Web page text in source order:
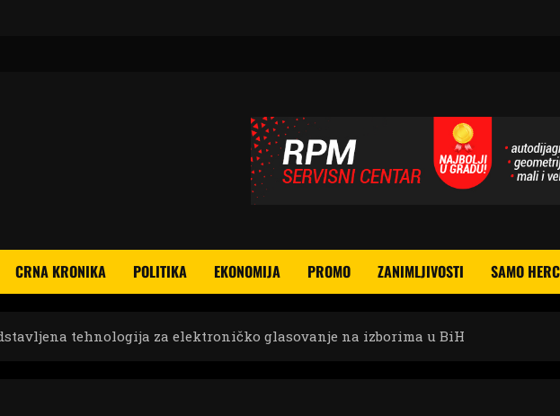
CRNA KRONIKA POLITIKA EKONOMIJA PROMO ZANIMLJIVOSTI SAMO
tehnologija za elektroničko glasovanje na izborima u BiH